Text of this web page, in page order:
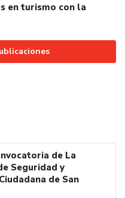
en turismo con la
de La
Seguridad y
de San